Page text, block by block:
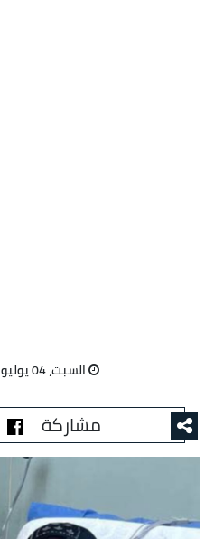
السبت، 04 يوليو 2026 11:18 م
مشاركة